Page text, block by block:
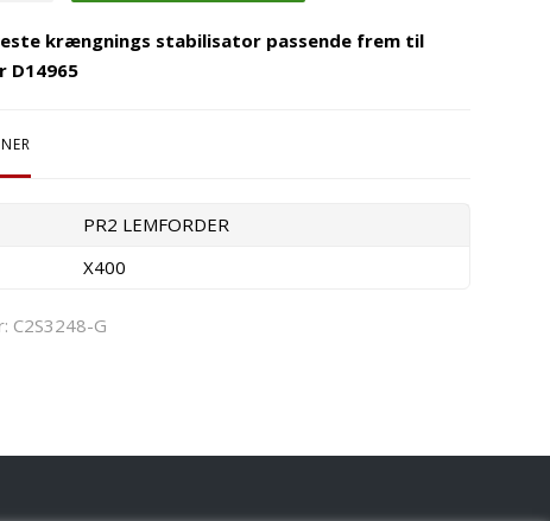
krængnings stabilisator passende frem til
D14965
PR2 LEMFORDER
X400
C2S3248-G